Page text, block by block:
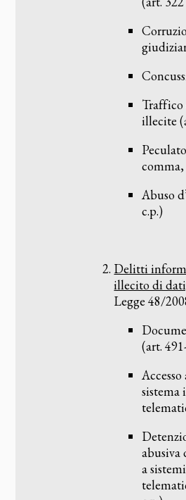
illecite
comma,
Abuso
c.p.)
Delitti
illecito di
Legge 48/
(art.
sistema
abusiva
a